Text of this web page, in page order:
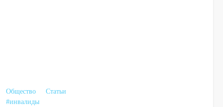
Общество
Статьи
#инвалиды